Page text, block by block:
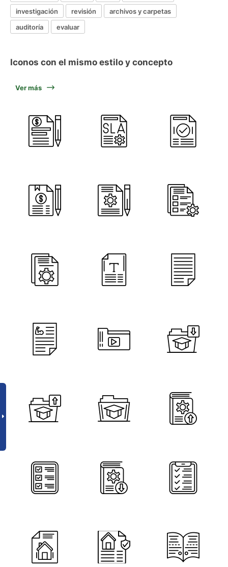
investigación
revisión
archivos y carpetas
auditoría
evaluar
Iconos con el mismo estilo y concepto
Ver más